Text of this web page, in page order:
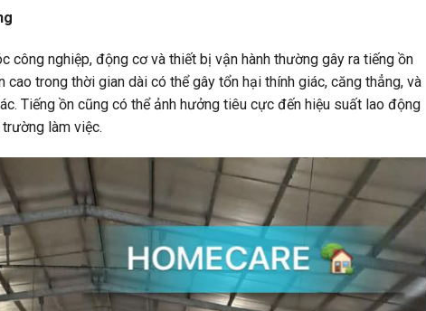
công nghiệp, động cơ và thiết bị vận hành thường gây ra tiếng ồn
cao trong thời gian dài có thể gây tổn hại thính giác, căng thẳng, và
Tiếng ồn cũng có thể ảnh hưởng tiêu cực đến hiệu suất lao động
làm việc.